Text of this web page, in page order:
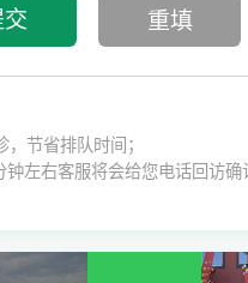
，节省排队时间；
钟左右客服将会给您电话回访确